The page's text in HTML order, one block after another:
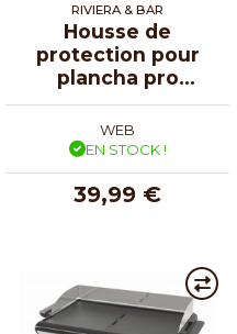
RIVIERA & BAR
Housse de
protection pour
plancha pro
électrique
WEB
EN STOCK !
39,99 €